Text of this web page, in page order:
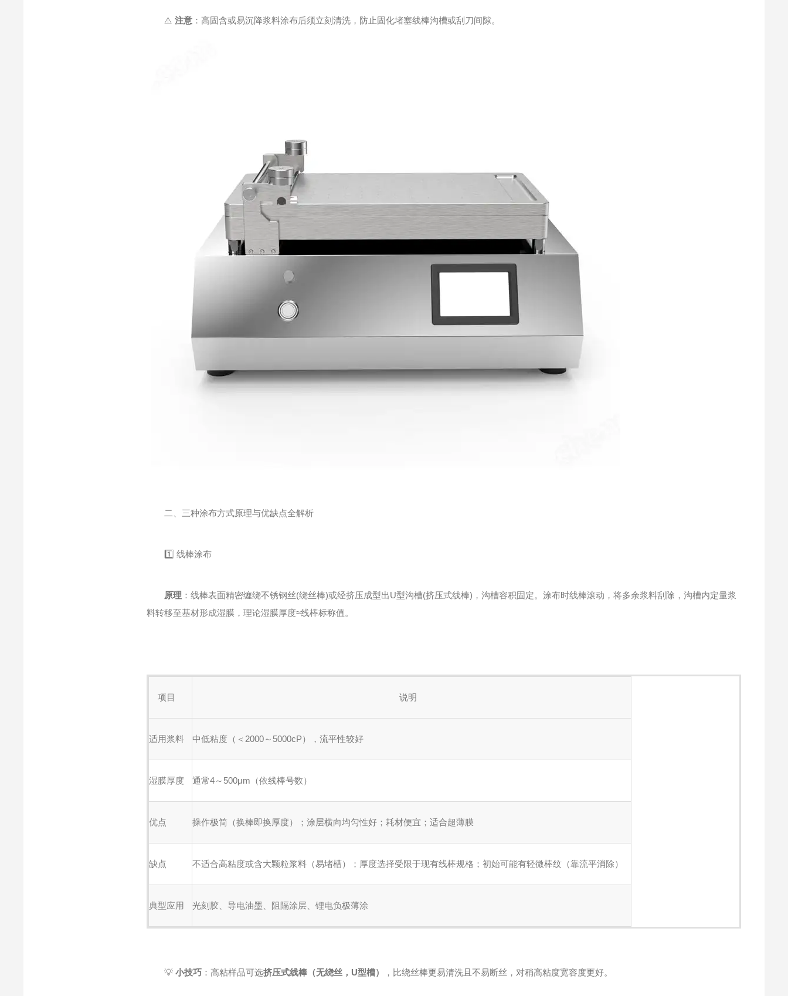
⚠️注意 ：高固含或易沉降浆料涂布后须立刻清洗，防止固化堵塞线棒沟槽或刮刀间隙。
二、三种涂布方式原理与优缺点全解析
1️⃣ 线棒涂布
原理 ：线棒表面精密缠绕不锈钢丝(绕丝棒)或经挤压成型出U型沟槽(挤压式线棒)，沟槽容积固定。涂布时线棒滚动，将多余浆料刮除，沟槽内定量浆
料转移至基材形成湿膜，理论湿膜厚度≈线棒标称值。
项目 说明
适用浆料 中低粘度（＜2000～5000cP），流平性较好
湿膜厚度 通常4～500μm（依线棒号数）
优点 操作极简（换棒即换厚度）；涂层横向均匀性好；耗材便宜；适合超薄膜
缺点 不适合高粘度或含大颗粒浆料（易堵槽）；厚度选择受限于现有线棒规格；初始可能有轻微棒纹（靠流平消除）
典型应用 光刻胶、导电油墨、阻隔涂层、锂电负极薄涂
💡小技巧 ：高粘样品可选挤压式线棒（无绕丝，U型槽） ，比绕丝棒更易清洗且不易断丝，对稍高粘度宽容度更好。